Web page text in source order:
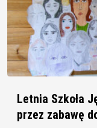
Letnia Szkoła
przez zabawę